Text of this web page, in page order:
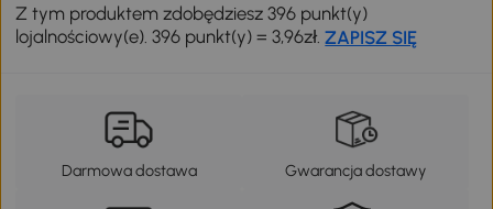
Z tym produktem zdobędziesz 396 punkt(y)
lojalnościowy(e). 396 punkt(y) = 3,96zł.ZAPISZ SIĘ
Darmowa dostawa Gwarancja dostawy